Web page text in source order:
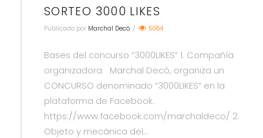
SORTEO 3000 LIKES
Publicado por Marchal Decó / 5084
Bases del concurso “3000LIKES” 1. Compañía
organizadora Marchal Decó, organiza un
CONCURSO denominado “3000LIKES“ en la
plataforma de Facebook.
https://www.facebook.com/marchaldeco/ 2.
Objeto y mecánica del…